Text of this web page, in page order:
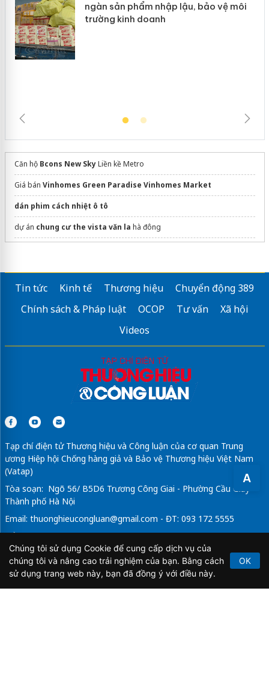
A
Căn hộ Bcons New SkyLiền kề Metro
Giá bán Vinhomes Green Paradise Vinhomes Market
dán phim cách nhiệt ô tô
dự án chung cư the vista văn la hà đông
Cập nhậtTiến độ Dasong Village
Sửa máy rửa bát bosch
trang bất động sản Greenhomesland
Tin tức Kinh tế Thương hiệu
Chuyển động 389
Chính sách & Pháp luật
OCOP Tư vấn
Xã hội
Videos
Tạp chí điện tử Thương hiệu và Công luận của cơ quan Trung
ương Hiệp hội Chống hàng giả và Bảo vệ Thương hiệu Việt Nam
(Vatap)
Tòa soạn: Ngõ 56/ B5D6 Trương Công Giai - Phường Cầu Giấy -
Thành phố Hà Nội
Email: thuonghieucongluan@gmail.com - ĐT: 093 172 5555
Tổng Biên Tập: Vũ Đức Thuận
Giấy phép hoạt động báo chí điện tử số 64/GP-BTTTT do Bộ
Thông tin và Truyền thông cấp ngày 21/2/2020.
Chúng tôi sử dụng Cookie để cung cấp dịch vụ của
chúng tôi và nâng cao trải nghiệm của bạn. Bằng cách
sử dụng trang web này, bạn đã đồng ý với điều này.
OK